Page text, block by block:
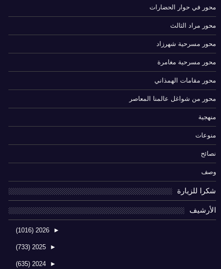
محور في حوار الحضارات
محور مراد الثالث
محور مسرحية شهرزاد
محور مسرحية مغامرة
محور مقامات الهمذاني
محور من شواغل عالمنا المعاصر
منهجية
منوعات
نصائح
وصف
شكرا للزيارة
الأرشيف
►
2026
(1016)
►
2025
(733)
►
2024
(635)